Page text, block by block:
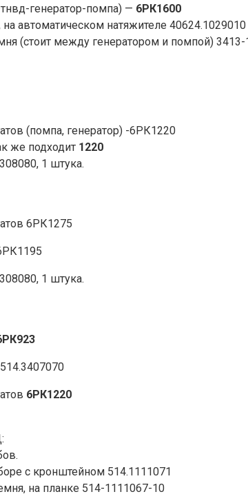
генератор-помпа) — 6РК1600
автоматическом натяжителе
(стоит между генератором и помпой)
(помпа, генератор) -6РК1220
же подходит 1220
1 штука.
6РК1275
1 штука.
6РК1220
с кронштейном 514.1111071
на планке 514-1111067-10